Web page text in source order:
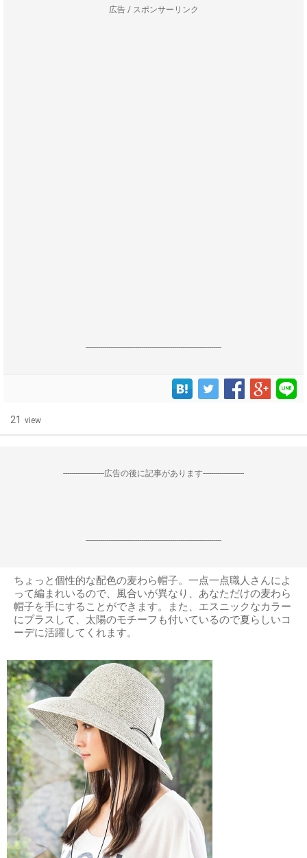
広告 / スポンサーリンク
------------------------------------------------------------------
21 view
--------------------広告の後に記事があります--------------------
------------------------------------------------------------------
ちょっと個性的な配色の麦わら帽子。一点一点職人さんによ
って編まれいるので、風合いが異なり、あなただけの麦わら
帽子を手にすることができます。また、エスニックなカラー
にプラスして、太陽のモチーフも付いているので夏らしいコ
ーデに活躍してくれます。